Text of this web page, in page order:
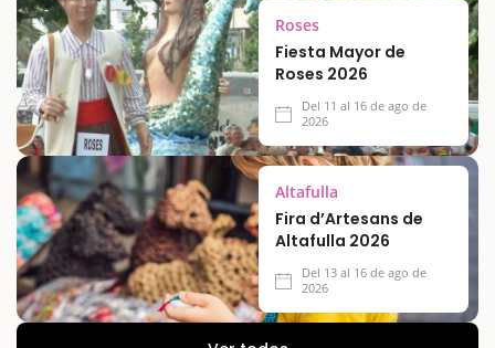
Roses
Fiesta Mayor de
Roses 2026
Del 11 al 16 de ago de
2026
Altafulla
Fira d’Artesans de
Altafulla 2026
Del 13 al 16 de ago de
2026